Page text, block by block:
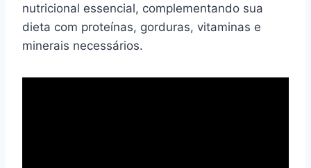
nutricional essencial, complementando sua
dieta com proteínas, gorduras, vitaminas e
minerais necessários.